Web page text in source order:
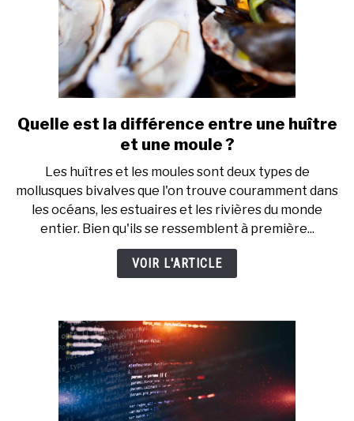
link
to
est
la
différence
entre
une
moule
?
Quelle est la différence entre une huître
et une moule ?
Les huîtres et les moules sont deux types de
mollusques bivalves que l'on trouve couramment dans
les océans, les estuaires et les rivières du monde
entier. Bien qu'ils se ressemblent à première...
VOIR L'ARTICLE